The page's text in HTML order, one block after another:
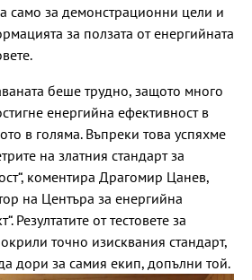
само за демонстрационни цели и
за ползата от енергийната
беше трудно, защото много
енергийна ефективност в
в голяма. Въпреки това успяхме
на златния стандарт за
коментира Драгомир Цанев,
на Центъра за енергийна
Резултатите от тестовете за
точно изисквания стандарт,
дори за самия екип, допълни той.